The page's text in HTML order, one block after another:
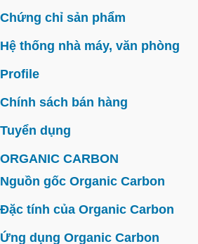
Chứng chỉ sản phẩm
Hệ thống nhà máy, văn phòng
Profile
Chính sách bán hàng
Tuyển dụng
ORGANIC CARBON
Nguồn gốc Organic Carbon
Đặc tính của Organic Carbon
Ứng dụng Organic Carbon